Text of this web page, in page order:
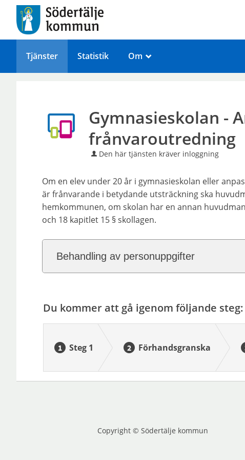
Tjänster Statistik Om _
Gymnasieskolan -
frånvaroutredning
Den här tjänsten kräver inloggning
Om en elev under 20 år i gymnasieskolan eller
är frånvarande i betydande utsträckning ska
hemkommunen, om skolan har en annan
och 18 kapitlet 15 § skollagen.
Behandling av personuppgifter
Du kommer att gå igenom följande steg:
Steg 1 Förhandsgranska
Copyright © Södertälje kommun